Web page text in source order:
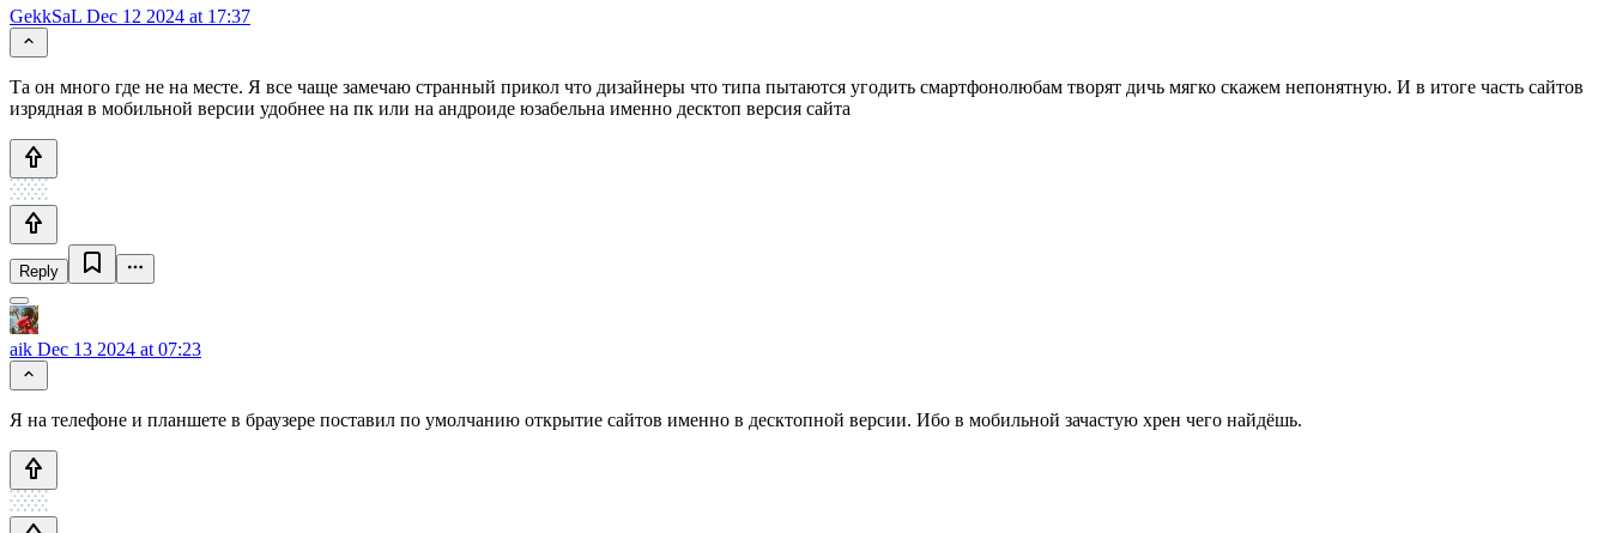
GekkSaL Dec 12 2024 at 17:37
Та он много где не на месте. Я все чаще замечаю странный прикол что дизайнеры что типа пытаются угодить смартфонолюбам творят дичь мягко скажем непонятную. И в итоге часть сайтов
изрядная в мобильной версии удобнее на пк или на андроиде юзабельна именно десктоп версия сайта
Reply
aik Dec 13 2024 at 07:23
Я на телефоне и планшете в браузере поставил по умолчанию открытие сайтов именно в десктопной версии. Ибо в мобильной зачастую хрен чего найдёшь.